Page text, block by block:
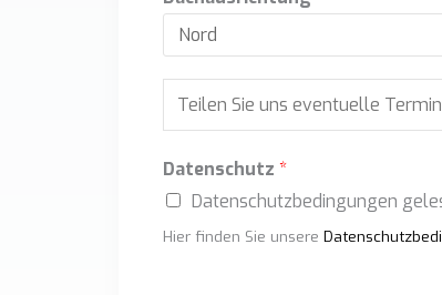
e
t
r
Datenschutz *
Datenschutzbedingungen
Hier finden Sie unsere